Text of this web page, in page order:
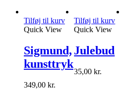
Tilføj til kurv
Quick View
Sigmund,
kunsttryk
349,00 kr.
Tilføj til kurv
Quick View
Julebud
35,00kr.